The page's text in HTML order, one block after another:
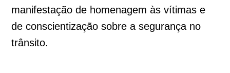
manifestação de homenagem às vítimas e
de conscientização sobre a segurança no
trânsito.